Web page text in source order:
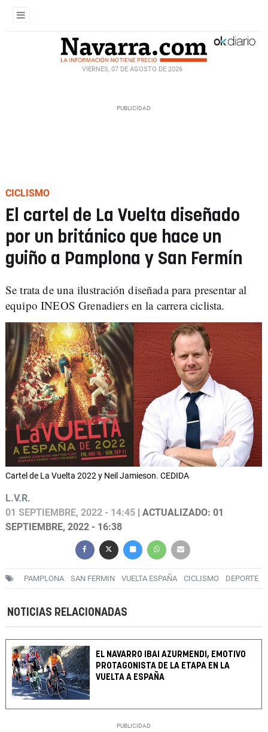
VIERNES, 07 DE AGOSTO DE 2026
CICLISMO
El cartel de La Vuelta diseñado
por un británico que hace un
guiño a Pamplona y San Fermín
Se trata de una ilustración diseñada para presentar al
equipo INEOS Grenadiers en la carrera ciclista.
Cartel de La Vuelta 2022 y Neil Jamieson. CEDIDA
L.V.R.
01 SEPTIEMBRE, 2022 - 14:45 | ACTUALIZADO: 01
SEPTIEMBRE, 2022 - 16:38
PAMPLONA SAN FERMIN VUELTA ESPAÑA CICLISMO DEPORTE
NOTICIAS RELACIONADAS
EL NAVARRO IBAI AZURMENDI, EMOTIVO
PROTAGONISTA DE LA ETAPA EN LA
VUELTA A ESPAÑA